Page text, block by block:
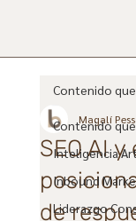
Contenido
Inteligencia
Inbound
Liderazgo
Contenido
SEO AI
de
Magalí